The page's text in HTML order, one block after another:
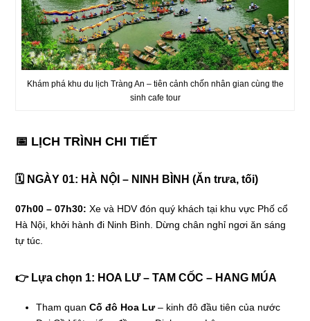
Khám phá khu du lịch Tràng An – tiên cảnh chốn nhân gian cùng the
sinh cafe tour
📅 LỊCH TRÌNH CHI TIẾT
🗓 NGÀY 01: HÀ NỘI – NINH BÌNH (Ăn trưa, tối)
07h00 – 07h30: Xe và HDV đón quý khách tại khu vực Phố cổ
Hà Nội, khởi hành đi Ninh Bình. Dừng chân nghỉ ngơi ăn sáng
tự túc.
👉 Lựa chọn 1: HOA LƯ – TAM CỐC – HANG MÚA
Tham quanCố đô Hoa Lư– kinh đô đầu tiên của nước